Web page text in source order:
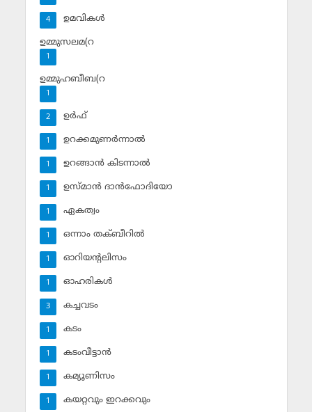
ഉമവികള്‍
4
ഉമ്മുസലമ(റ
1
ഉമ്മുഹബീബ(റ
1
ഉര്‍ഫ്
2
ഉറക്കമുണര്‍ന്നാല്‍
1
ഉറങ്ങാന്‍ കിടന്നാല്‍
1
ഉസ്മാന്‍ ദാന്‍ഫോദിയോ
1
ഏകത്വം
1
ഒന്നാം തക്ബീറില്‍
1
ഓറിയന്റലിസം
1
ഓഹരികള്‍
1
കച്ചവടം
3
കടം
1
കടംവീട്ടാന്‍
1
കമ്യൂണിസം
1
കയറ്റവും ഇറക്കവും
1